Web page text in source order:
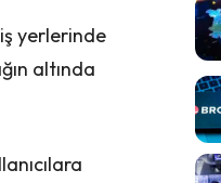
yerlerinde
altında